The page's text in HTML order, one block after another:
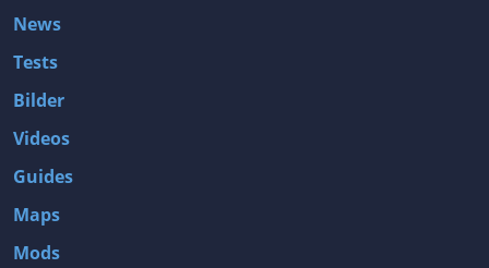
News
Tests
Bilder
Videos
Guides
Maps
Mods